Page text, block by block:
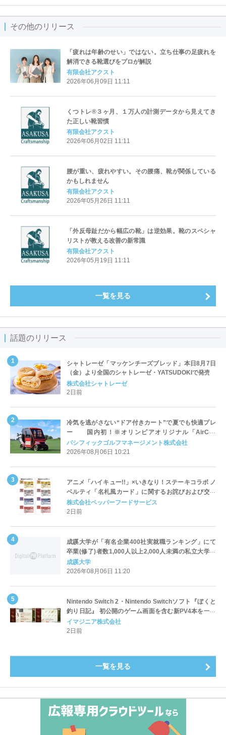
その他のリリース
「疲れは年齢のせい」ではない。立ち仕事の足疲れを
解消できる靴選びをプロが解説
有限会社アクスト
2026年06月09日 11:11
くつトレ®３ヶ月、１万人の計測データから見えてき
た正しい靴習慣
有限会社アクスト
2026年06月02日 11:11
腰が重い、疲れやすい。その腰痛、靴が関係している
かもしれません
有限会社アクスト
2026年05月26日 11:11
「外反母趾だから幅広の靴」は逆効果。靴のスペシャ
リストが教える改善の新常識
有限会社アクスト
2026年05月19日 11:11
一覧を見る
話題のリリース
シャトレーゼ「マッケンチーズブレッド」本日8月7日
（金）より全国のシャトレーゼ・YATSUDOKIで発売
株式会社シャトレーゼ
2日前
冷気を逃がさない“ドア付きカート”で夏でも快適プレ
ー 国内初！※オリンピアオリジナル「AirCon
Cart（エアコンカート）」導入 | ＰＧＭ
パシフィックゴルフマネージメント株式会社
2026年08月06日 10:21
アニメ「ハイキュー!!」×いきなり！ステーキコラボ ノ
ベルティ「名札風カード」に関するお詫びおよび交換
対応についてのご案内
株式会社ペッパーフードサービス
2日前
成蹊大学が「有名企業400社実就職ランキング」にて
卒業(修了)者数1,000人以上2,000人未満の私立大学で
全国第1位を獲得！～実就職率は26.5%（前年比＋
4.3pt）に伸長、東京の私立大学でも10位にランクイン
成蹊大学
2026年08月06日 11:20
Nintendo Switch 2・Nintendo Switchソフト『ぼくと
釣り日記』 初公開のゲーム画面を含む新PV4本を一挙
公開！
イマジニア株式会社
2日前
一覧を見る